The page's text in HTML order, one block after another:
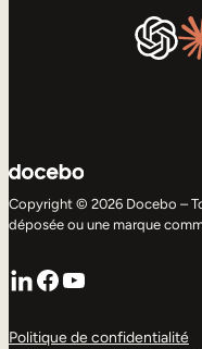
Copyright © 2026 Docebo –
déposée ou une marque
LinkedIn
Facebook
YouTube
Politique de confidentialité